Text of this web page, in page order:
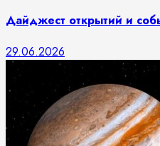
Дайджест открытий и
29.06.2026